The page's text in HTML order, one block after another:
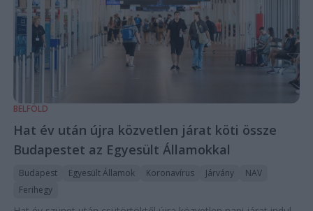
BELFÖLD
Hat év után újra közvetlen járat köti össze
Budapestet az Egyesült Államokkal
Budapest Egyesült Államok Koronavírus Járvány
NAV
Ferihegy